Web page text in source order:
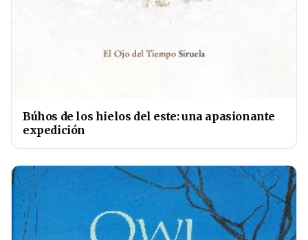
Búhos de los hielos del este: una apasionante
expedición